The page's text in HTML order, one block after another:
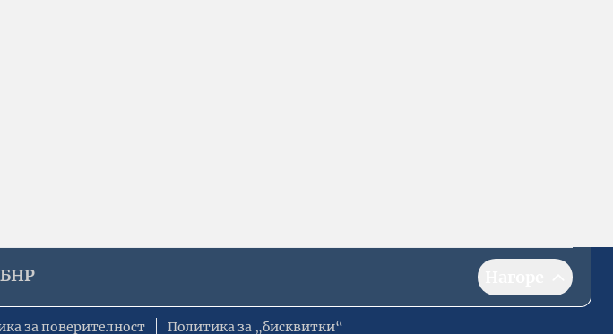
за поверителност Политика за „бисквитки“